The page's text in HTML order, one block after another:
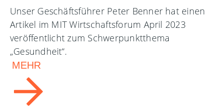
Unser Geschäftsführer Peter Benner hat einen
Artikel im MIT Wirtschaftsforum April 2023
veröffentlicht zum Schwerpunktthema
„Gesundheit“.
MEHR